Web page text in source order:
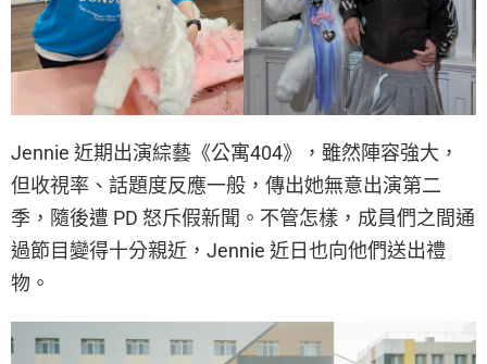
Jennie 近期出演綜藝《公寓404》，雖然陣容強大，
但收視率、話題度反應一般，傳出她無意出演第二
季，隨後遭 PD 怒斥假新聞。不管怎樣，成員們之間通
過節目變得十分親近，Jennie 近日也向他們送出禮
物。